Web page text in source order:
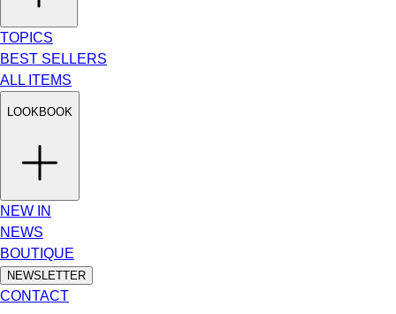
TOPICS
BEST SELLERS
ALL ITEMS
LOOKBOOK
NEW IN
NEWS
BOUTIQUE
NEWSLETTER
CONTACT